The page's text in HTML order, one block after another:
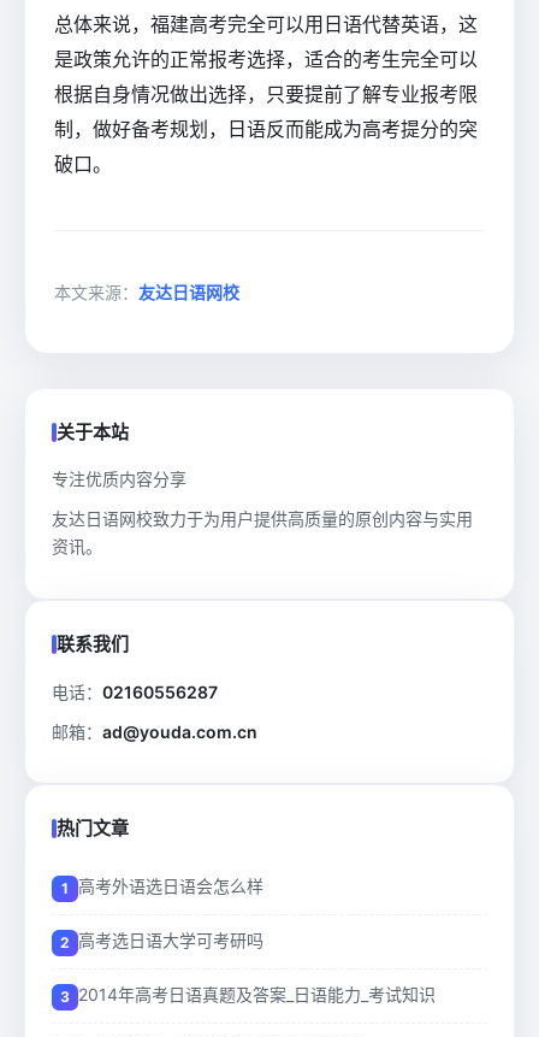
总体来说，福建高考完全可以用日语代替英语，这
是政策允许的正常报考选择，适合的考生完全可以
根据自身情况做出选择，只要提前了解专业报考限
制，做好备考规划，日语反而能成为高考提分的突
破口。
本文来源： 友达日语网校
关于本站
专注优质内容分享
友达日语网校致力于为用户提供高质量的原创内容与实用
资讯。
联系我们
电话： 02160556287
邮箱： ad@youda.com.cn
热门文章
高考外语选日语会怎么样
高考选日语大学可考研吗
2014年高考日语真题及答案_日语能力_考试知识